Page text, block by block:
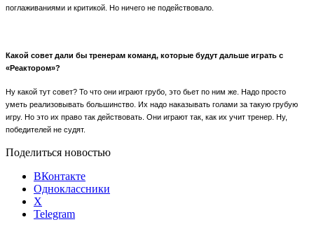
поглаживаниями и критикой. Но ничего не подействовало.
Какой совет дали бы тренерам команд, которые будут дальше играть с
«Реактором»?
Ну какой тут совет? То что они играют грубо, это бьет по ним же. Надо просто
уметь реализовывать большинство. Их надо наказывать голами за такую грубую
игру. Но это их право так действовать. Они играют так, как их учит тренер. Ну,
победителей не судят.
Поделиться новостью
ВКонтакте
Одноклассники
X
Telegram